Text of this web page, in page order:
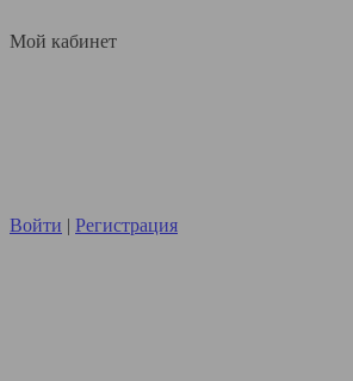
Мой кабинет
Войти | Регистрация